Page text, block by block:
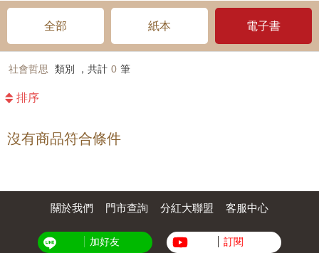
全部 紙本 電子書
社會哲思 類別 ，共計 0 筆
排序
沒有商品符合條件
關於我們 門市查詢 分紅大聯盟 客服中心
加好友 訂閱